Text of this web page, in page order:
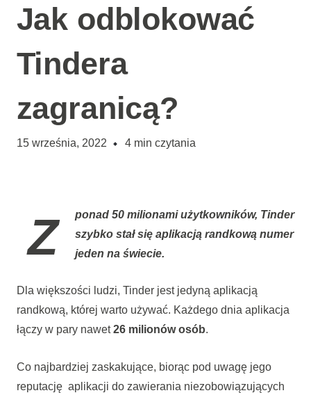
Jak odblokować
Tindera
zagranicą?
15 września, 2022 4 min czytania
Z ponad 50 milionami użytkowników, Tinder
szybko stał się aplikacją randkową numer
jeden na świecie.
Dla większości ludzi, Tinder jest jedyną aplikacją
randkową, której warto używać. Każdego dnia aplikacja
łączy w pary nawet26 milionów osób.
Co najbardziej zaskakujące, biorąc pod uwagę jego
reputację aplikacji do zawierania niezobowiązujących